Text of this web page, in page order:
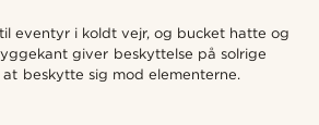
eventyr i koldt vejr, og bucket hatte og
giver beskyttelse på solrige
beskytte sig mod elementerne.